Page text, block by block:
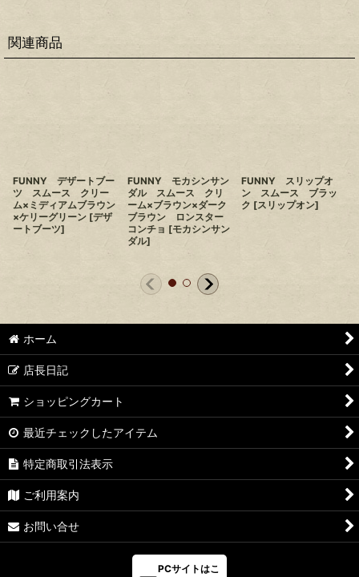
関連商品
FUNNY デザートブー
ツ スムース クリー
ム×ミディアムブラウン
×ケリーグリーン [デザ
ートブーツ]
FUNNY モカシンサン
ダル スムース クリ
ーム×ブラウン×ダーク
ブラウン ロンスター
コンチョ [モカシンサン
ダル]
FUNNY スリップオ
ン スムース ブラッ
ク [スリップオン]
ホーム
店長日記
ショッピングカート
最近チェックしたアイテム
特定商取引法表示
ご利用案内
お問い合せ
PCサイトはこ